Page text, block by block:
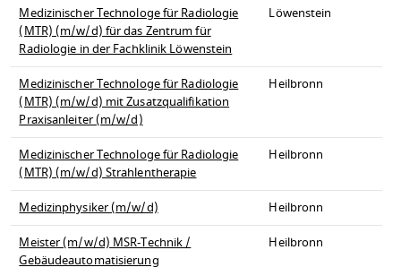
Medizinischer Technologe für Radiologie
(MTR) (m/w/d) für das Zentrum für
Radiologie in der Fachklinik Löwenstein
Löwenstein
Medizinischer Technologe für Radiologie
(MTR) (m/w/d) mit Zusatzqualifikation
Praxisanleiter (m/w/d)
Heilbronn
Medizinischer Technologe für Radiologie
(MTR) (m/w/d) Strahlentherapie
Heilbronn
Medizinphysiker (m/w/d)
Heilbronn
Meister (m/w/d) MSR-Technik /
Gebäudeautomatisierung
Heilbronn